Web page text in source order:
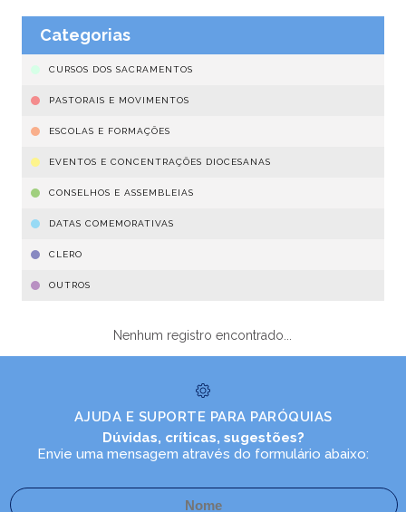
Categorias
CURSOS DOS SACRAMENTOS
PASTORAIS E MOVIMENTOS
ESCOLAS E FORMAÇÕES
EVENTOS E CONCENTRAÇÕES DIOCESANAS
CONSELHOS E ASSEMBLEIAS
DATAS COMEMORATIVAS
CLERO
OUTROS
Nenhum registro encontrado...
AJUDA E SUPORTE PARA PARÓQUIAS
Dúvidas, críticas, sugestões?
Envie uma mensagem através do formulário abaixo: